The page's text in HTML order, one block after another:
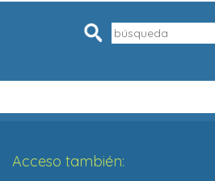
Pesquisar
Acceso también: